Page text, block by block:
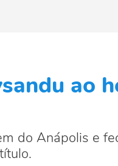
ao
do Anápolis e